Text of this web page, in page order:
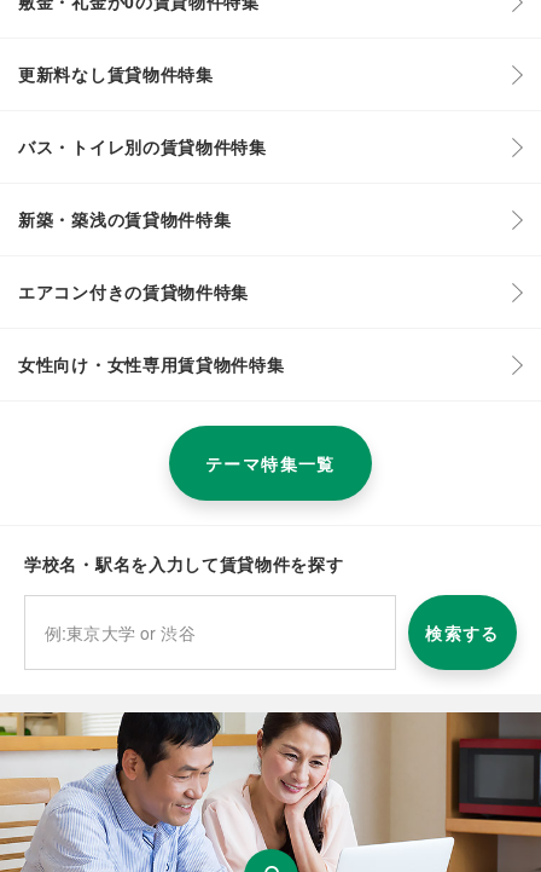
更新料なし賃貸物件特集
バス・トイレ別の賃貸物件特集
新築・築浅の賃貸物件特集
エアコン付きの賃貸物件特集
女性向け・女性専用賃貸物件特集
テーマ特集一覧
学校名・駅名を入力して賃貸物件を探す
検索する